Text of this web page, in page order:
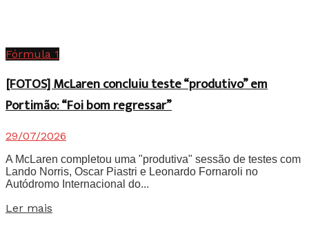
Fórmula 1
[FOTOS] McLaren concluiu teste “produtivo” em
Portimão: “Foi bom regressar”
29/07/2026
A McLaren completou uma "produtiva" sessão de testes com
Lando Norris, Oscar Piastri e Leonardo Fornaroli no
Autódromo Internacional do...
Ler mais